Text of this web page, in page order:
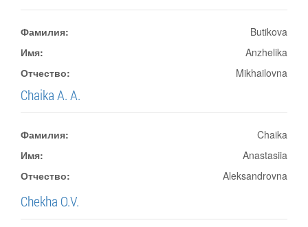
Фамилия:
Butikova
Имя:
Anzhelika
Отчество:
Mikhailovna
Chaika A. A.
Фамилия:
Chaika
Имя:
Anastasiia
Отчество:
Aleksandrovna
Chekha O.V.